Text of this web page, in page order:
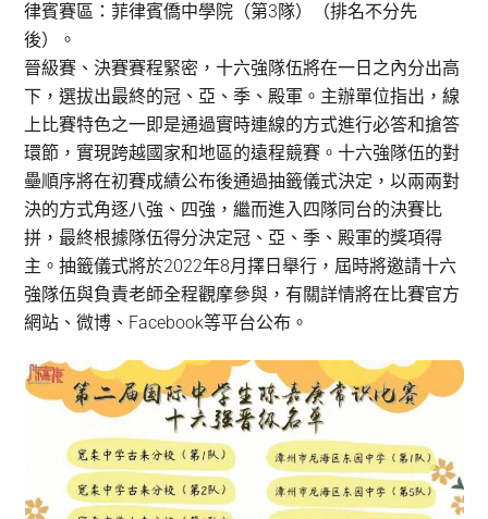
律賓賽區：菲律賓僑中學院（第3隊）（排名不分先
後）。
晉級賽、決賽賽程緊密，十六強隊伍將在一日之內分出高
下，選拔出最終的冠、亞、季、殿軍。主辦單位指出，線
上比賽特色之一即是通過實時連線的方式進行必答和搶答
環節，實現跨越國家和地區的遠程競賽。十六強隊伍的對
壘順序將在初賽成績公布後通過抽籤儀式決定，以兩兩對
決的方式角逐八強、四強，繼而進入四隊同台的決賽比
拼，最終根據隊伍得分決定冠、亞、季、殿軍的獎項得
主。抽籤儀式將於2022年8月擇日舉行，屆時將邀請十六
強隊伍與負責老師全程觀摩參與，有關詳情將在比賽官方
網站、微博、Facebook等平台公布。